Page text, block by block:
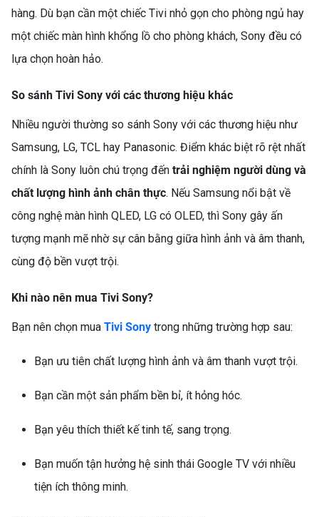
hàng. Dù bạn cần một chiếc Tivi nhỏ gọn cho phòng ngủ hay
một chiếc màn hình khổng lồ cho phòng khách, Sony đều có
lựa chọn hoàn hảo.
So sánh Tivi Sony với các thương hiệu khác
Nhiều người thường so sánh Sony với các thương hiệu như
Samsung, LG, TCL hay Panasonic. Điểm khác biệt rõ rệt nhất
chính là Sony luôn chú trọng đến trải nghiệm người dùng và
chất lượng hình ảnh chân thực. Nếu Samsung nổi bật về
công nghệ màn hình QLED, LG có OLED, thì Sony gây ấn
tượng mạnh mẽ nhờ sự cân bằng giữa hình ảnh và âm thanh,
cùng độ bền vượt trội.
Khi nào nên mua Tivi Sony?
Bạn nên chọn mua Tivi Sonytrong những trường hợp sau:
Bạn ưu tiên chất lượng hình ảnh và âm thanh vượt trội.
Bạn cần một sản phẩm bền bỉ, ít hỏng hóc.
Bạn yêu thích thiết kế tinh tế, sang trọng.
Bạn muốn tận hưởng hệ sinh thái Google TV với nhiều
tiện ích thông minh.
126ISU – SỰ LỰA CHỌN
NHỎ GỌN, TIẾT KIỆM CHO
LTB21BLMD – GIẢI PHÁP
TỐI ƯU CHO GIA ĐÌNH HIỆN
ĐẠI